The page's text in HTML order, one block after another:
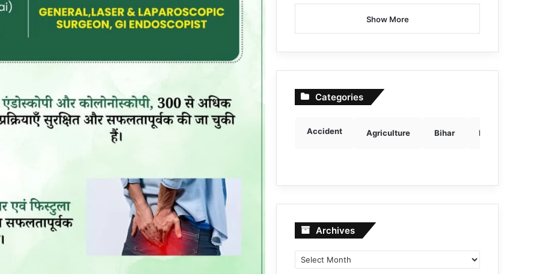
Show More
Categories
Accident Agriculture Bihar Breaking news
Archives Archives